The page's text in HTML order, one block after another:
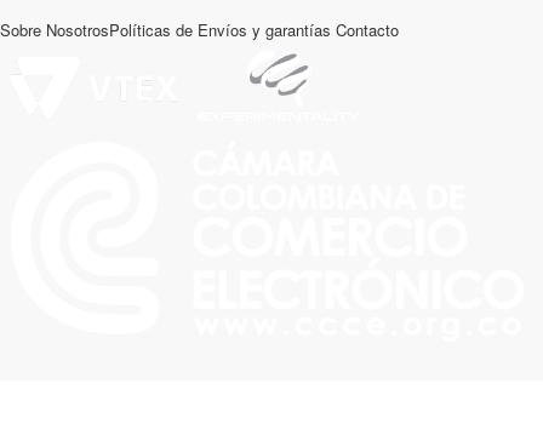
Sobre NosotrosPolíticas de Envíos y garantías Contacto